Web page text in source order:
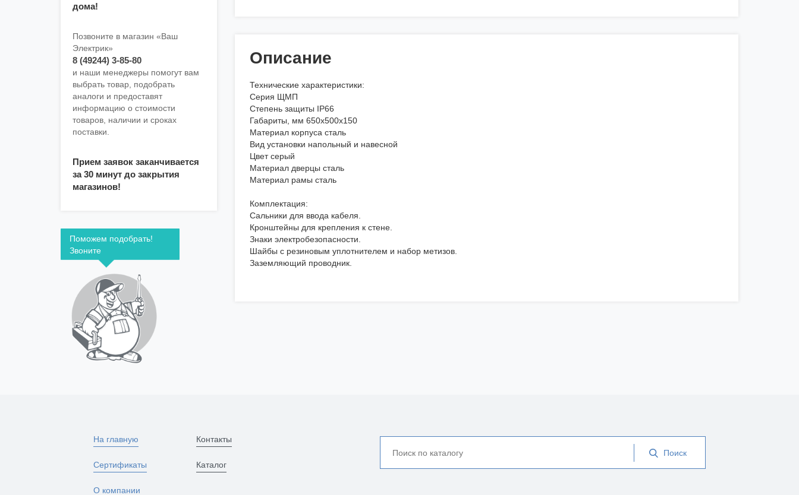
дома!
Позвоните в магазин «Ваш
Электрик»
8 (49244) 3-85-80
и наши менеджеры помогут вам
выбрать товар, подобрать
аналоги и предоставят
информацию о стоимости
товаров, наличии и сроках
поставки.
Прием заявок заканчивается
за 30 минут до закрытия
магазинов!
Поможем подобрать!
Звоните
Описание
Технические характеристики:
Серия ЩМП
Степень защиты IP66
Габариты, мм 650х500х150
Материал корпуса сталь
Вид установки напольный и навесной
Цвет серый
Материал дверцы сталь
Материал рамы сталь
Комплектация:
Сальники для ввода кабеля.
Кронштейны для крепления к стене.
Знаки электробезопасности.
Шайбы с резиновым уплотнителем и набор метизов.
Заземляющий проводник.
На главную
Сертификаты
О компании
Контакты
Каталог